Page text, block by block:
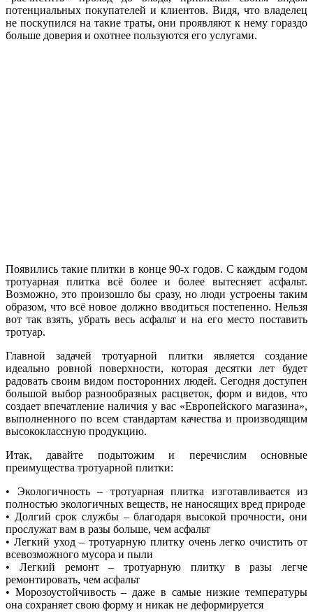
потенциальных покупателей и клиентов. Видя, что владелец
не поскупился на такие траты, они проявляют к нему гораздо
больше доверия и охотнее пользуются его услугами.
Появились такие плитки в конце 90-х годов. С каждым годом
тротуарная плитка всё более и более вытесняет асфальт.
Возможно, это произошло бы сразу, но люди устроены таким
образом, что всё новое должно вводиться постепенно. Нельзя
вот так взять, убрать весь асфальт и на его место поставить
тротуар.
Главной задачей тротуарной плитки является создание
идеально ровной поверхности, которая десятки лет будет
радовать своим видом посторонних людей. Сегодня доступен
большой выбор разнообразных расцветок, форм и видов, что
создает впечатление наличия у вас «Европейского магазина»,
выполненного по всем стандартам качества и производящим
высококлассную продукцию.
Итак, давайте подытожим и перечислим основные
преимущества тротуарной плитки:
• Экологичность – тротуарная плитка изготавливается из
полностью экологичных веществ, не наносящих вред природе
• Долгий срок службы – благодаря высокой прочности, они
прослужат вам в разы больше, чем асфальт
• Легкий уход – тротуарную плитку очень легко очистить от
всевозможного мусора и пыли
• Легкий ремонт – тротуарную плитку в разы легче
ремонтировать, чем асфальт
• Морозоустойчивость – даже в самые низкие температуры
она сохраняет свою форму и никак не деформируется